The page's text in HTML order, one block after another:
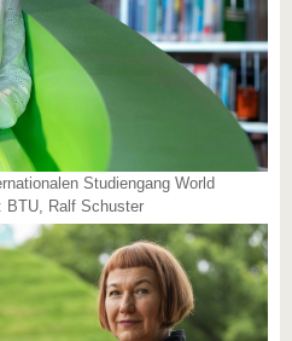
Studiengang World
BTU, Ralf Schuster